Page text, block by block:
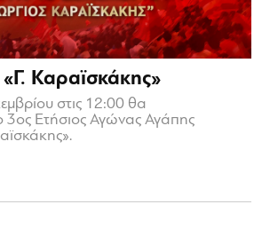
Καραϊσκάκης»
στις 12:00 θα
3ος Ετήσιος Αγώνας Αγάπης